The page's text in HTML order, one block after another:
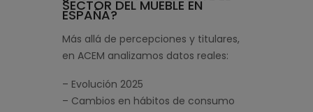
SECTOR DEL MUEBLE EN
ESPAÑA?
Más allá de percepciones y titulares,
en ACEM analizamos datos reales:
– Evolución 2025
– Cambios en hábitos de consumo